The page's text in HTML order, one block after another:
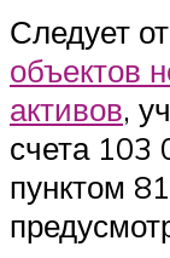
Следует
объектов
активов,
счета 103
пунктом